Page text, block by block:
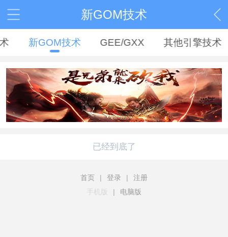
新GOM技术
新GOM技术 GEE/GXX 其他引擎技术
已经到底了
首页 | 登录 |
注册
手机版
| 电脑版